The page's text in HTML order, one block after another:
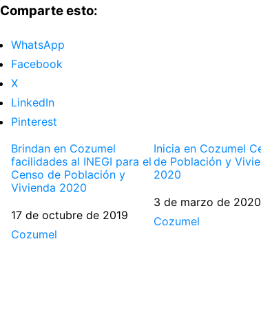
Comparte esto:
WhatsApp
Facebook
X
LinkedIn
Pinterest
Brindan en Cozumel
facilidades al INEGI para el
Censo de Población y
Vivienda 2020
Fecha
17 de octubre de 2019
Respecto a
Cozumel
Inicia en Cozumel
de Población y
2020
Fecha
3 de marzo de 2020
Respecto a
Cozumel